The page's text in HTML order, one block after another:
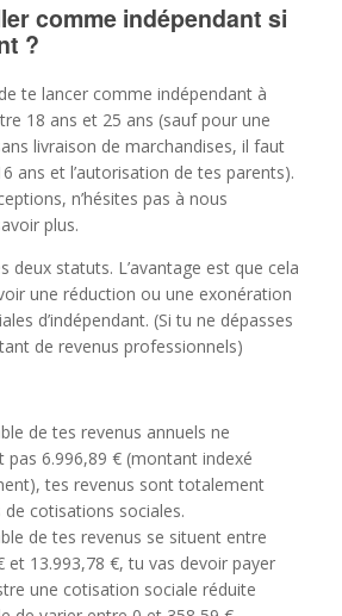
comme indépendant si
?
te lancer comme indépendant à
18 ans et 25 ans (sauf pour une
livraison de marchandises, il faut
ans et l’autorisation de tes parents).
n’hésites pas à nous
plus.
deux statuts. L’avantage est que cela
une réduction ou une exonération
d’indépendant. (Si tu ne dépasses
de revenus professionnels)
de tes revenus annuels ne
pas 6.996,89 € (montant indexé
tes revenus sont totalement
de cotisations sociales.
de tes revenus se situent entre
et 13.993,78 €, tu vas devoir payer
une cotisation sociale réduite